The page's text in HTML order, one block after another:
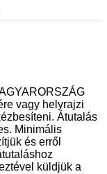
vagy helyrajzi
Átutalás
Minimális
és erről
küldjük a